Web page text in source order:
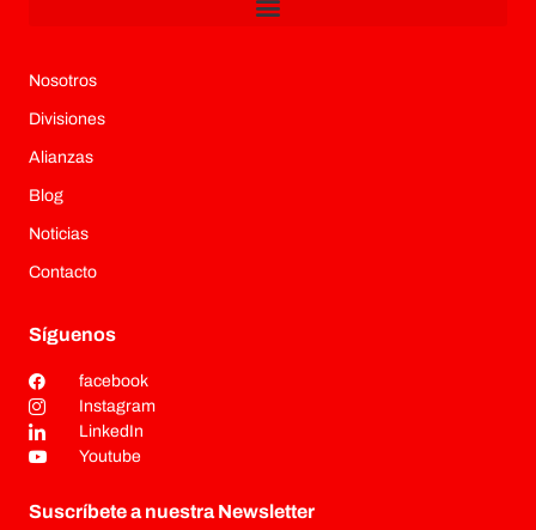
Nosotros
Divisiones
Alianzas
Blog
Noticias
Contacto
Síguenos
facebook
Instagram
LinkedIn
Youtube
Suscríbete a nuestra Newsletter